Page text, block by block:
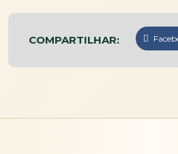
COMPARTILHAR: